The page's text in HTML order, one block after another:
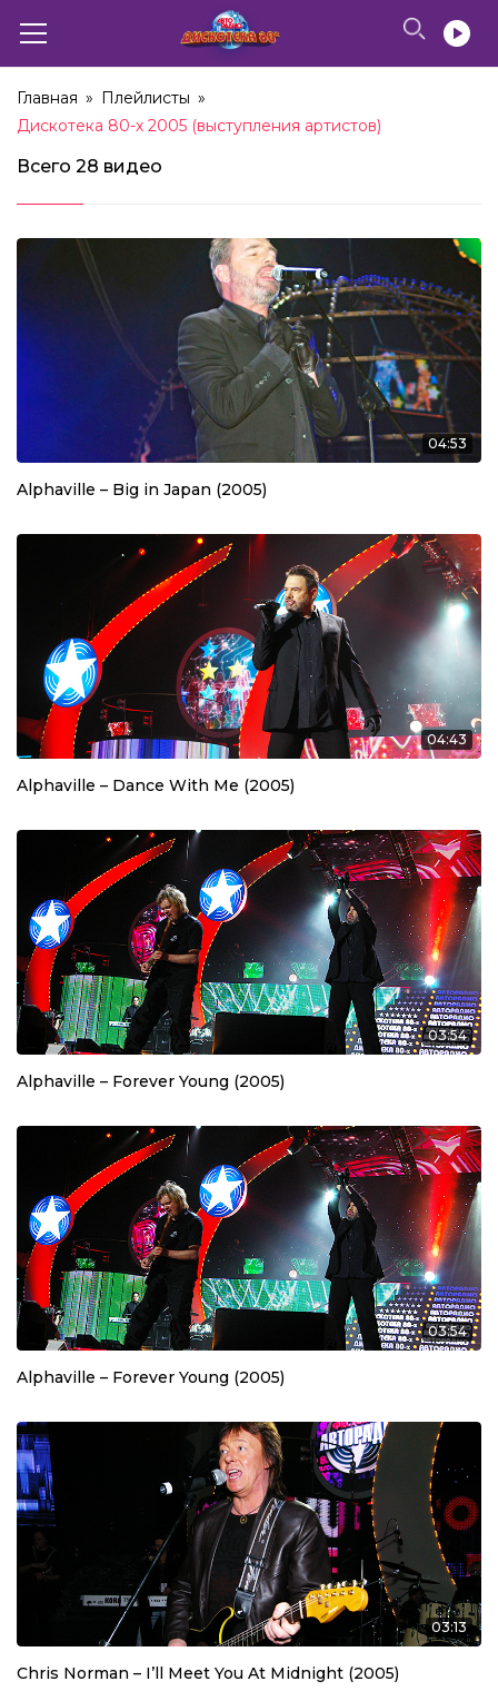
Главная » Плейлисты »
Дискотека 80-х 2005 (выступления артистов)
Всего 28 видео
04:53
Alphaville – Big in Japan (2005)
04:43
Alphaville – Dance With Me (2005)
03:54
Alphaville – Forever Young (2005)
03:54
Alphaville – Forever Young (2005)
03:13
Chris Norman – I’ll Meet You At Midnight (2005)